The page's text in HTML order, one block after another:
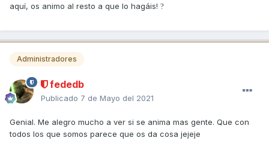
aquí, os animo al resto a que lo hagáis! ?
Administradores
fededb
Publicado 7 de Mayo del 2021
Genial. Me alegro mucho a ver si se anima mas gente. Que con
todos los que somos parece que os da cosa jejeje